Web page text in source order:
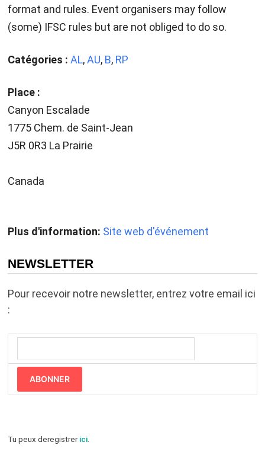
format and rules. Event organisers may follow
(some) IFSC rules but are not obliged to do so.
Catégories : AL,AU, B, RP
Place :
Canyon Escalade
1775 Chem. de Saint-Jean
J5R 0R3 La Prairie
Canada
Plus d'information: Site web d'événement
NEWSLETTER
Pour recevoir notre newsletter, entrez votre email ici
:
ABONNER
Tu peux deregistrerici.